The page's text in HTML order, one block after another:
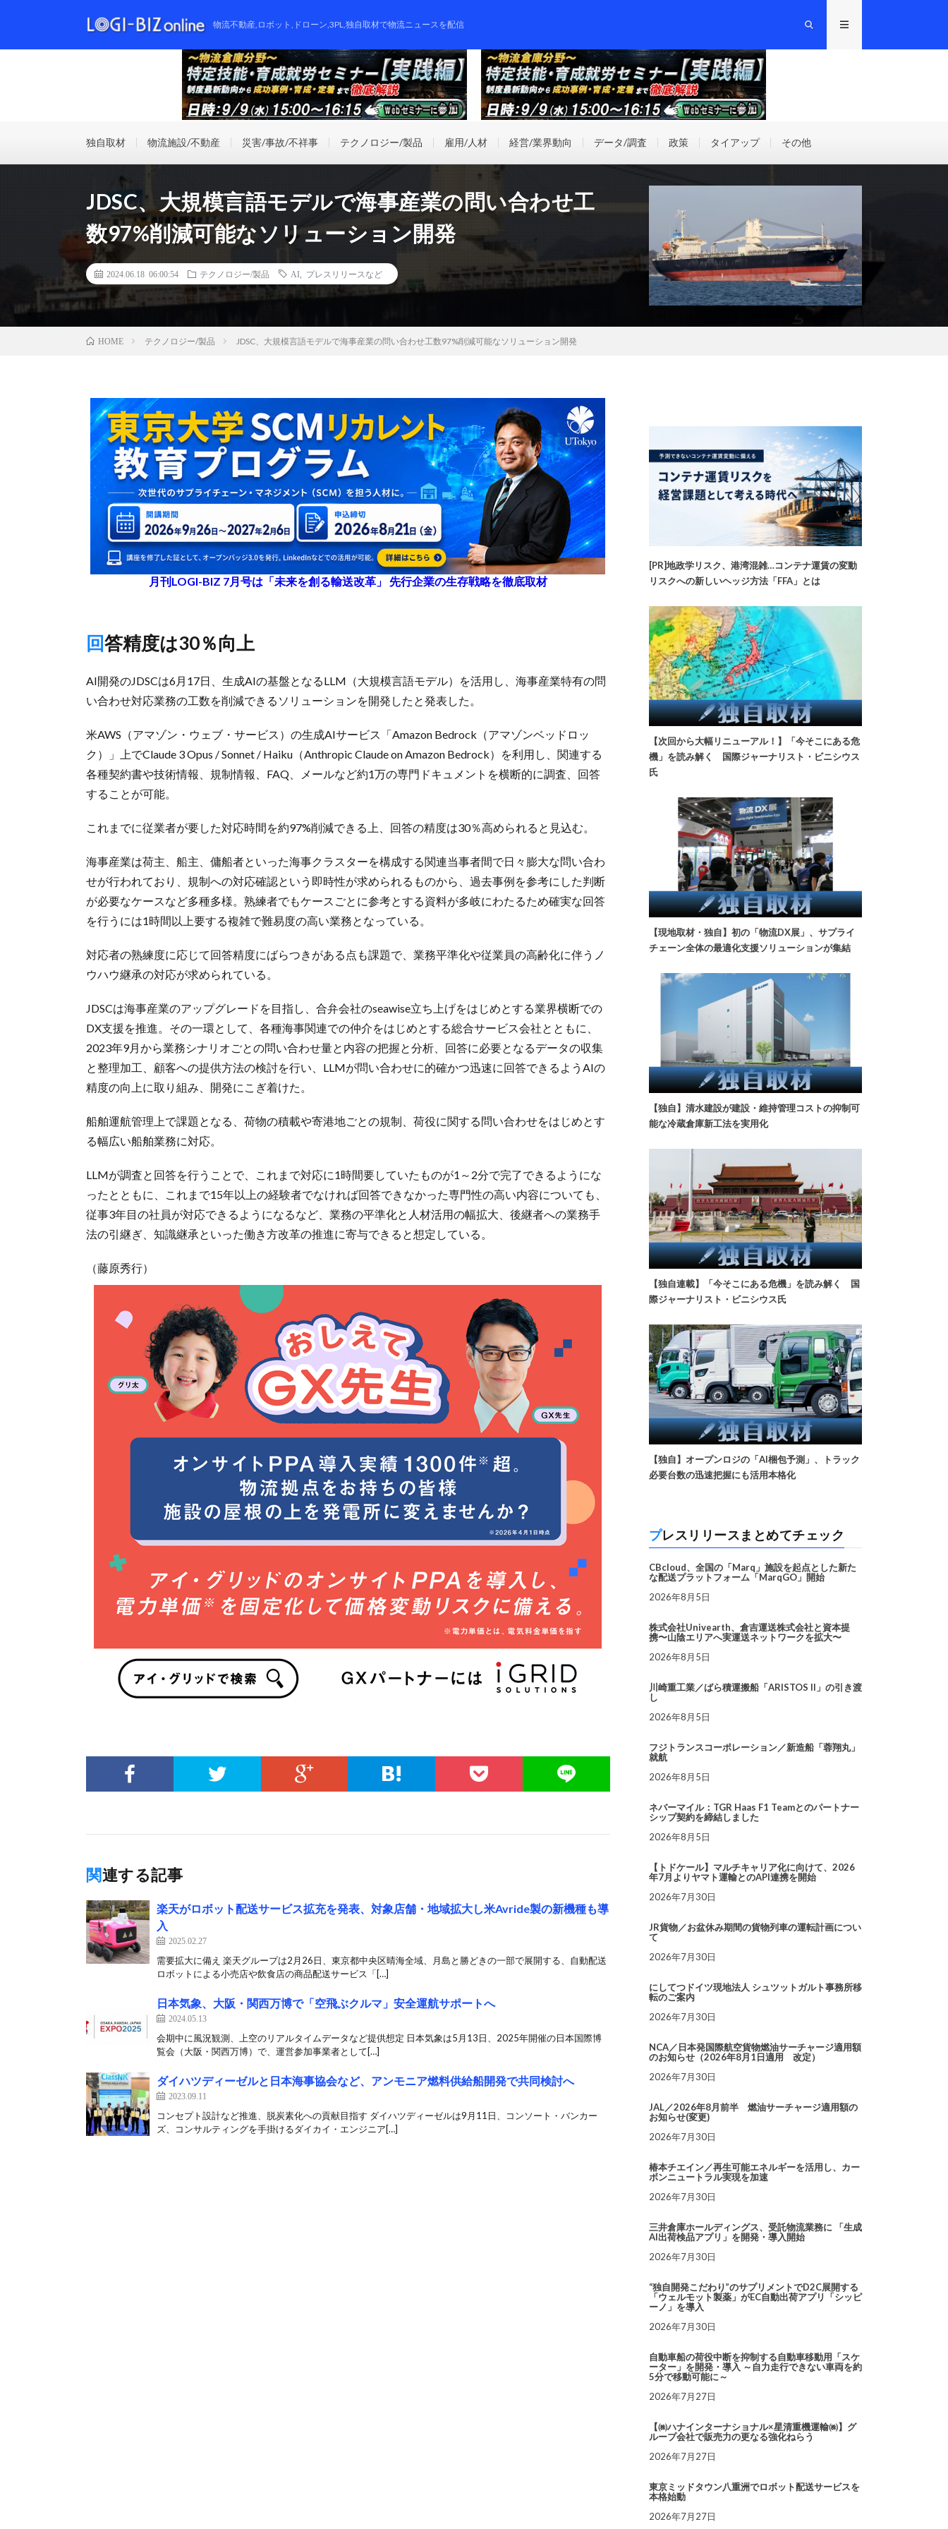
物流不動産,ロボット,ドローン,3PL,独自取材で物流ニュースを配信
独自取材 物流施設/不動産 災害/事故/不祥事 テクノロジー/製品 雇用/人材 経営/業界動向 データ/調査 政策 タイアップ その他
JDSC、大規模言語モデルで海事産業の問い合わせ工
数97%削減可能なソリューション開発
2024.06.18 06:00:54 テクノロジー/製品 AI プレスリリースなど
HOME テクノロジー/製品 JDSC、大規模言語モデルで海事産業の問い合わせ工数97%削減可能なソリューション開発
月刊LOGI-BIZ 7月号は「未来を創る輸送改革」 先行企業の生存戦略を徹底取材
回答精度は30％向上
AI開発のJDSCは6月17日、生成AIの基盤となるLLM（大規模言語モデル）を活用し、海事産業特有の問
い合わせ対応業務の工数を削減できるソリューションを開発したと発表した。
米AWS（アマゾン・ウェブ・サービス）の生成AIサービス「Amazon Bedrock（アマゾンベッドロッ
ク）」上でClaude 3 Opus / Sonnet / Haiku（Anthropic Claude on Amazon Bedrock）を利用し、関連する
各種契約書や技術情報、規制情報、FAQ、メールなど約1万の専門ドキュメントを横断的に調査、回答
することが可能。
これまでに従業者が要した対応時間を約97%削減できる上、回答の精度は30％高められると見込む。
海事産業は荷主、船主、傭船者といった海事クラスターを構成する関連当事者間で日々膨大な問い合わ
せが行われており、規制への対応確認という即時性が求められるものから、過去事例を参考にした判断
が必要なケースなど多種多様。熟練者でもケースごとに参考とする資料が多岐にわたるため確実な回答
を行うには1時間以上要する複雑で難易度の高い業務となっている。
対応者の熟練度に応じて回答精度にばらつきがある点も課題で、業務平準化や従業員の高齢化に伴うノ
ウハウ継承の対応が求められている。
JDSCは海事産業のアップグレードを目指し、合弁会社のseawise立ち上げをはじめとする業界横断での
DX支援を推進。その一環として、各種海事関連での仲介をはじめとする総合サービス会社とともに、
2023年9月から業務シナリオごとの問い合わせ量と内容の把握と分析、回答に必要となるデータの収集
と整理加工、顧客への提供方法の検討を行い、LLMが問い合わせに的確かつ迅速に回答できるようAIの
精度の向上に取り組み、開発にこぎ着けた。
船舶運航管理上で課題となる、荷物の積載や寄港地ごとの規制、荷役に関する問い合わせをはじめとす
る幅広い船舶業務に対応。
LLMが調査と回答を行うことで、これまで対応に1時間要していたものが1～2分で完了できるようにな
ったとともに、これまで15年以上の経験者でなければ回答できなかった専門性の高い内容についても、
従事3年目の社員が対応できるようになるなど、業務の平準化と人材活用の幅拡大、後継者への業務手
法の引継ぎ、知識継承といった働き方改革の推進に寄与できると想定している。
（藤原秀行）
関連する記事
楽天がロボット配送サービス拡充を発表、対象店舗・地域拡大し米Avride製の新機種も導
入
2025.02.27
需要拡大に備え 楽天グループは2月26日、東京都中央区晴海全域、月島と勝どきの一部で展開する、自動配送
ロボットによる小売店や飲食店の商品配送サービス「[…]
日本気象、大阪・関西万博で「空飛ぶクルマ」安全運航サポートへ
2024.05.13
会期中に風況観測、上空のリアルタイムデータなど提供想定 日本気象は5月13日、2025年開催の日本国際博
覧会（大阪・関西万博）で、運営参加事業者として[…]
ダイハツディーゼルと日本海事協会など、アンモニア燃料供給船開発で共同検討へ
2023.09.11
コンセプト設計など推進、脱炭素化への貢献目指す ダイハツディーゼルは9月11日、コンソート・バンカー
ズ、コンサルティングを手掛けるダイカイ・エンジニア[…]
[PR]地政学リスク、港湾混雑…コンテナ運賃の変動
リスクへの新しいヘッジ方法「FFA」とは
【次回から大幅リニューアル！】「今そこにある危
機」を読み解く 国際ジャーナリスト・ビニシウス
氏
【現地取材・独自】初の「物流DX展」、サプライ
チェーン全体の最適化支援ソリューションが集結
【独自】清水建設が建設・維持管理コストの抑制可
能な冷蔵倉庫新工法を実用化
【独自連載】「今そこにある危機」を読み解く 国
際ジャーナリスト・ビニシウス氏
【独自】オープンロジの「AI梱包予測」、トラック
必要台数の迅速把握にも活用本格化
プレスリリースまとめてチェック
CBcloud、全国の「Marq」施設を起点とした新た
な配送プラットフォーム「MarqGO」開始
2026年8月5日
株式会社Univearth、倉吉運送株式会社と資本提
携〜山陰エリアへ実運送ネットワークを拡大〜
2026年8月5日
川崎重工業／ばら積運搬船「ARISTOS II」の引き渡
し
2026年8月5日
フジトランスコーポレーション／新造船「蓉翔丸」
就航
2026年8月5日
ネバーマイル：TGR Haas F1 Teamとのパートナー
シップ契約を締結しました
2026年8月5日
【トドケール】マルチキャリア化に向けて、2026
年7月よりヤマト運輸とのAPI連携を開始
2026年7月30日
JR貨物／お盆休み期間の貨物列車の運転計画につい
て
2026年7月30日
にしてつドイツ現地法人 シュツットガルト事務所移
転のご案内
2026年7月30日
NCA／日本発国際航空貨物燃油サーチャージ適用額
のお知らせ（2026年8月1日適用 改定）
2026年7月30日
JAL／2026年8月前半 燃油サーチャージ適用額の
お知らせ(変更)
2026年7月30日
椿本チエイン／再生可能エネルギーを活用し、カー
ボンニュートラル実現を加速
2026年7月30日
三井倉庫ホールディングス、受託物流業務に 「生成
AI出荷検品アプリ」を開発・導入開始
2026年7月30日
“独自開発こだわり”のサプリメントでD2C展開する
「ウェルモット製薬」がEC自動出荷アプリ「シッピ
ーノ」を導入
2026年7月30日
自動車船の荷役中断を抑制する自動車移動用「スケ
ーター」を開発・導入 ～自力走行できない車両を約
5分で移動可能に～
2026年7月27日
【㈱ハナインターナショナル×星清重機運輸㈱】グ
ループ会社で販売力の更なる強化ねらう
2026年7月27日
東京ミッドタウン八重洲でロボット配送サービスを
本格始動
2026年7月27日